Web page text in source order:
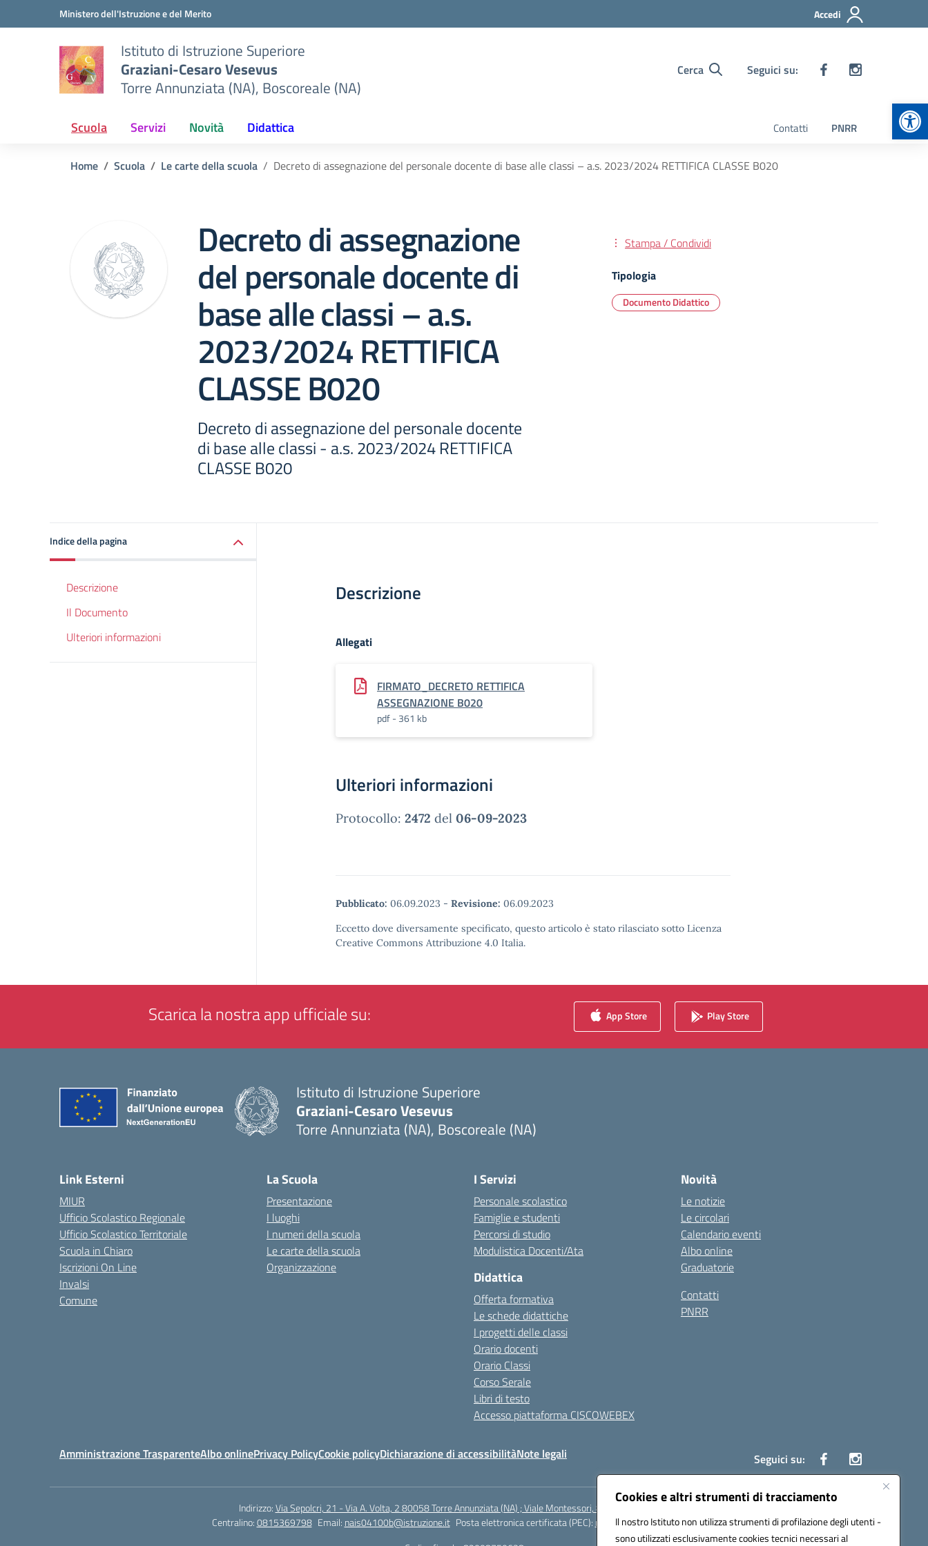
Cookies e altri strumenti di tracciamento
Il nostro Istituto non utilizza strumenti di profilazione degli utenti -
sono utilizzati esclusivamente cookies tecnici necessari al
Vai ai contenuti
Vai al menu di navigazioneMinistero dell'Istruzione e del Merito Accedi
Istituto di Istruzione Superiore
Graziani-Cesaro Vesevus
Torre Annunziata (NA), Boscoreale (NA)
Cerca Seguici su:
Scuola Servizi Novità Didattica Contatti PNRR
Home Scuola Le carte della scuola Decreto di assegnazione del personale docente di base alle classi – a.s. 2023/2024 RETTIFICA CLASSE B020
Decreto di assegnazione
del personale docente di
base alle classi – a.s.
2023/2024 RETTIFICA
CLASSE B020
Decreto di assegnazione del personale docente
di base alle classi - a.s. 2023/2024 RETTIFICA
CLASSE B020
Stampa / Condividi
Tipologia
Documento Didattico
Indice della pagina
Descrizione
Il Documento
Ulteriori informazioni
Descrizione
Allegati
FIRMATO_DECRETO RETTIFICA
ASSEGNAZIONE B020
pdf - 361 kb
Ulteriori informazioni
Protocollo: 2472 del 06-09-2023
Pubblicato: 06.09.2023 - Revisione: 06.09.2023
Eccetto dove diversamente specificato, questo articolo è stato rilasciato sotto Licenza
Creative Commons Attribuzione 4.0 Italia.
Scarica la nostra app ufficiale su: App Store Play Store
Istituto di Istruzione Superiore
Graziani-Cesaro Vesevus
Torre Annunziata (NA), Boscoreale (NA)
Link Esterni
MIUR
Ufficio Scolastico Regionale
Ufficio Scolastico Territoriale
Scuola in Chiaro
Iscrizioni On Line
Invalsi
Comune
La Scuola
Presentazione
I luoghi
I numeri della scuola
Le carte della scuola
Organizzazione
I Servizi
Personale scolastico
Famiglie e studenti
Percorsi di studio
Modulistica Docenti/Ata
Didattica
Offerta formativa
Le schede didattiche
I progetti delle classi
Orario docenti
Orario Classi
Corso Serale
Libri di testo
Accesso piattaforma CISCOWEBEX
Novità
Le notizie
Le circolari
Calendario eventi
Albo online
Graduatorie
Contatti
PNRR
Amministrazione TrasparenteAlbo onlinePrivacy PolicyCookie policyDichiarazione di accessibilitàNote legali Seguici su:
Indirizzo:Via Sepolcri, 21 - Via A. Volta, 2 80058 Torre Annunziata (NA) ; Viale Montessori, 80041 Boscoreale (NA)
Centralino:0815369798 Email: nais04100b@istruzione.it Posta elettronica certificata (PEC): nais04100b@pec.istruzione.it